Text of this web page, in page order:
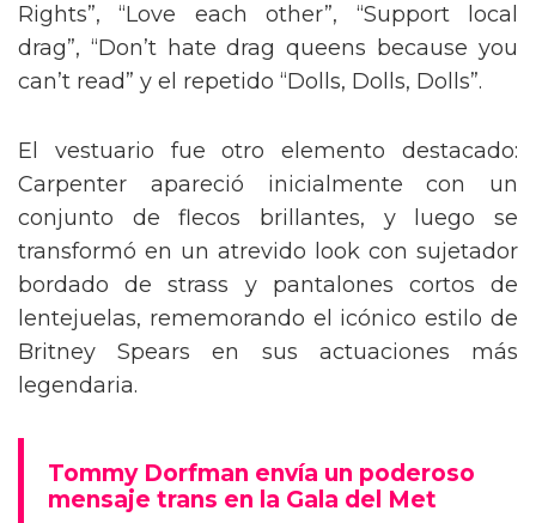
Rights”, “Love each other”, “Support local
drag”, “Don’t hate drag queens because you
can’t read” y el repetido “Dolls, Dolls, Dolls”.
El vestuario fue otro elemento destacado:
Carpenter apareció inicialmente con un
conjunto de flecos brillantes, y luego se
transformó en un atrevido look con sujetador
bordado de strass y pantalones cortos de
lentejuelas, rememorando el icónico estilo de
Britney Spears en sus actuaciones más
legendaria.
Tommy Dorfman envía un poderoso
mensaje trans en la Gala del Met